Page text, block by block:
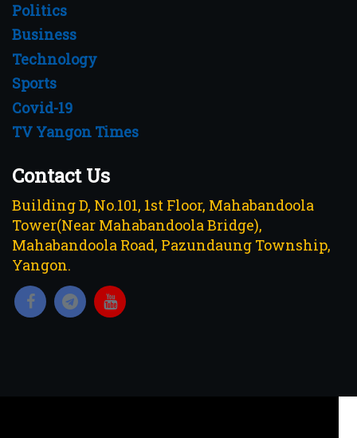
Politics
Business
Technology
Sports
Covid-19
TV Yangon Times
Contact Us
Building D, No.101, 1st Floor, Mahabandoola
Tower(Near Mahabandoola Bridge),
Mahabandoola Road, Pazundaung Township,
Yangon.